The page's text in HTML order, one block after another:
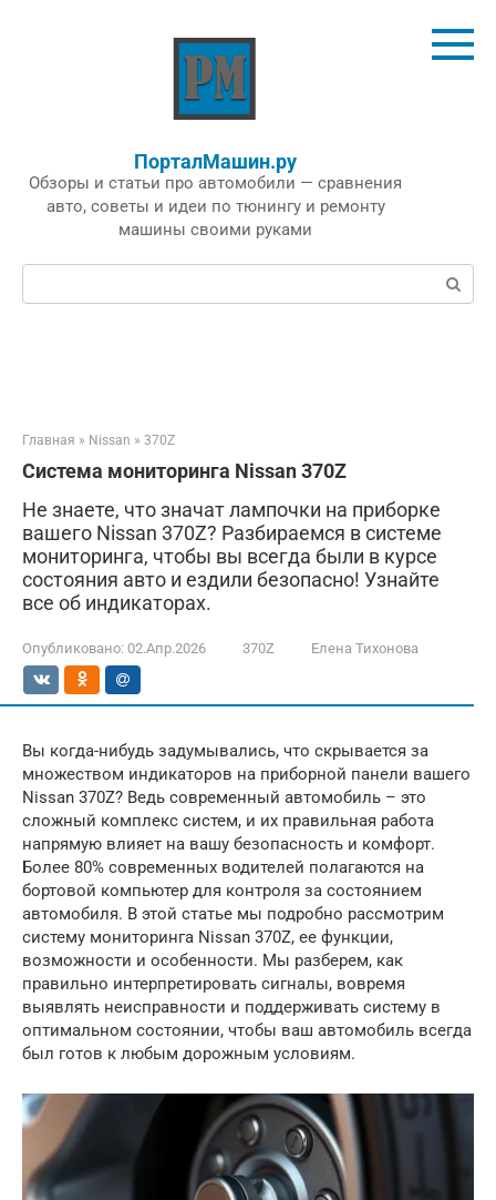
ПорталМашин.ру
Обзоры и статьи про автомобили — сравнения
авто, советы и идеи по тюнингу и ремонту
машины своими руками
Поиск:
Главная » Nissan » 370Z
Система мониторинга Nissan 370Z
Не знаете, что значат лампочки на приборке
вашего Nissan 370Z? Разбираемся в системе
мониторинга, чтобы вы всегда были в курсе
состояния авто и ездили безопасно! Узнайте
все об индикаторах.
Опубликовано: 02.Апр.2026 370Z Елена Тихонова
Вы когда-нибудь задумывались, что скрывается за
множеством индикаторов на приборной панели вашего
Nissan 370Z? Ведь современный автомобиль – это
сложный комплекс систем, и их правильная работа
напрямую влияет на вашу безопасность и комфорт.
Более 80% современных водителей полагаются на
бортовой компьютер для контроля за состоянием
автомобиля. В этой статье мы подробно рассмотрим
систему мониторинга Nissan 370Z, ее функции,
возможности и особенности. Мы разберем, как
правильно интерпретировать сигналы, вовремя
выявлять неисправности и поддерживать систему в
оптимальном состоянии, чтобы ваш автомобиль всегда
был готов к любым дорожным условиям.